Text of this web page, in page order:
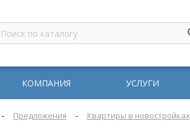
КОМПАНИЯ УСЛУГИ
- Предложения - Квартиры в новостройках